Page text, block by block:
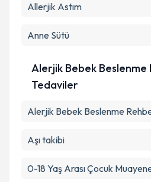
Allerjik Astım
Anne Sütü
Alerjik Bebek Beslenme
Tedaviler
Alerjik Bebek Beslenme
Aşı takibi
0-18 Yaş Arası Çocuk